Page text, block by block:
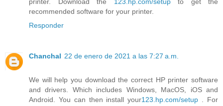
recommended software for your printer.
Responder
Chanchal 22 de enero de 2021 a las 7:27 a.m.
We will help you download the correct HP printer software
and drivers. Which includes Windows, MacOS, iOS and
Android. You can then install your123.hp.com/setup . For